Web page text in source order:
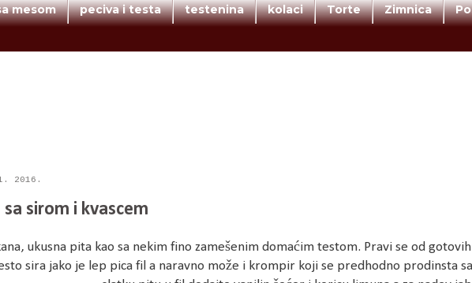
mesom peciva i testa testenina kolaci Torte Zimnica
2016.
sirom i kvascem
ukusna pita kao sa nekim fino zamešenim domaćim testom. Pravi se od
sira jako je lep pica fil a naravno može i krompir koji se predhodno prodinsta